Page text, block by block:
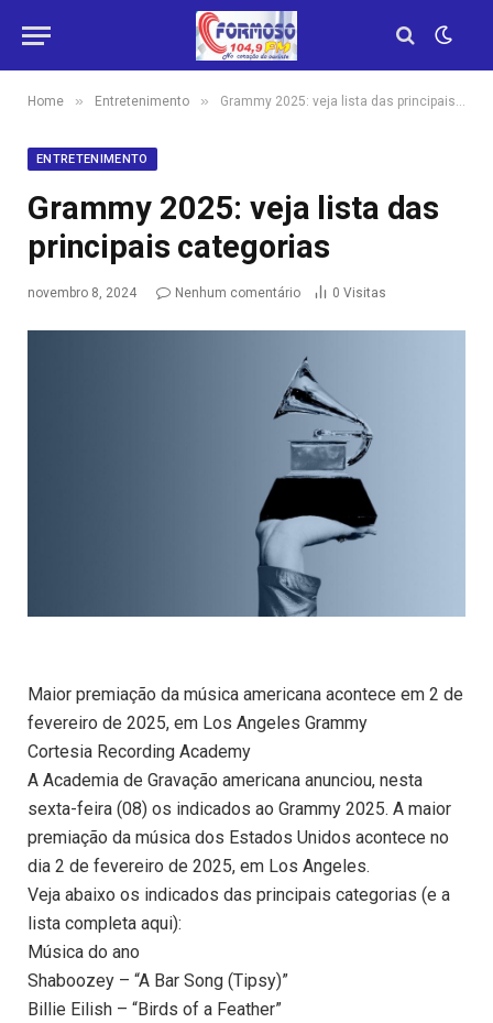
Home » Entretenimento » Grammy 2025: veja lista das principais categorias
ENTRETENIMENTO
Grammy 2025: veja lista das
principais categorias
novembro 8, 2024 Nenhum comentário 0 Visitas
Maior premiação da música americana acontece em 2 de
fevereiro de 2025, em Los Angeles Grammy
Cortesia Recording Academy
A Academia de Gravação americana anunciou, nesta
sexta-feira (08) os indicados ao Grammy 2025. A maior
premiação da música dos Estados Unidos acontece no
dia 2 de fevereiro de 2025, em Los Angeles.
Veja abaixo os indicados das principais categorias (e a
lista completa aqui):
Música do ano
Shaboozey – “A Bar Song (Tipsy)”
Billie Eilish – “Birds of a Feather”